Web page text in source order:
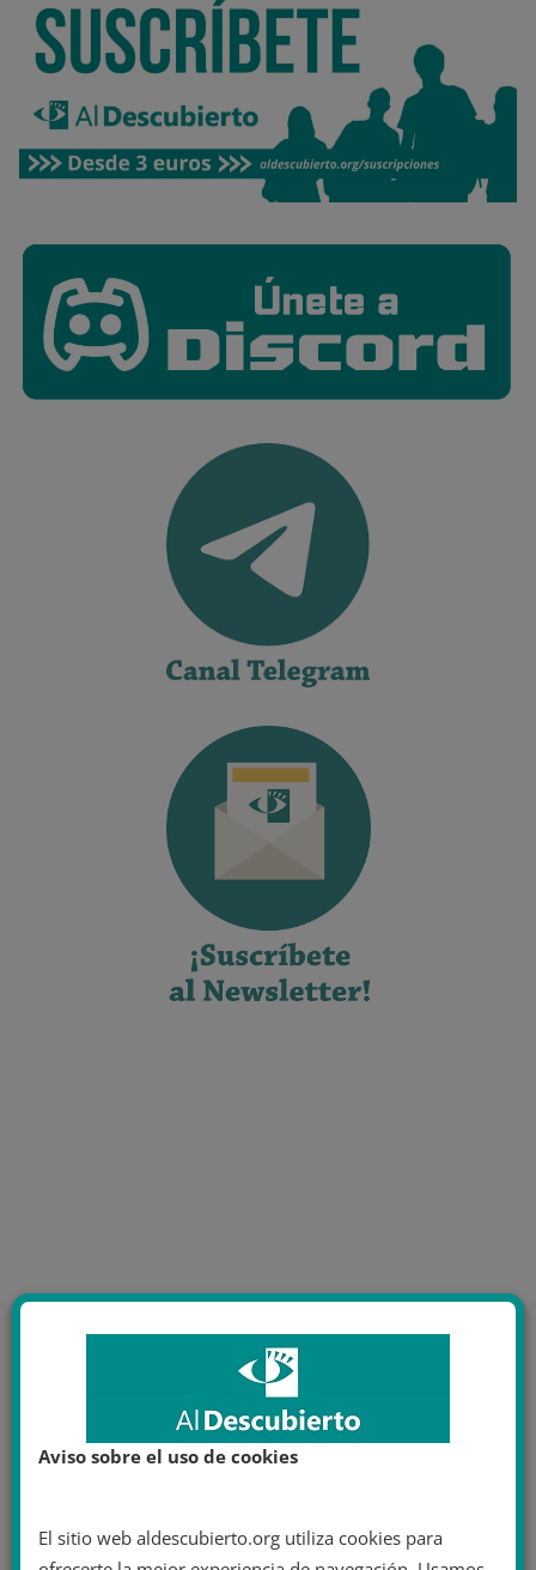
Aviso sobre el uso de cookies
El sitio web aldescubierto.org utiliza cookies para